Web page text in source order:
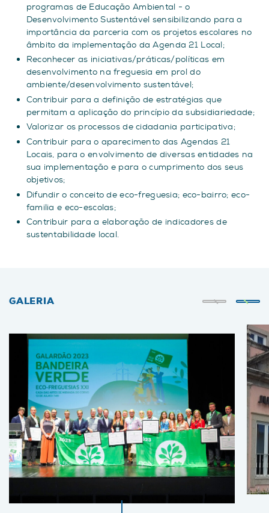
programas de Educação Ambiental - o
Desenvolvimento Sustentável sensibilizando para a
importância da parceria com os projetos escolares no
âmbito da implementação da Agenda 21 Local;
Reconhecer as iniciativas/práticas/políticas em
desenvolvimento na freguesia em prol do
ambiente/desenvolvimento sustentável;
Contribuir para a definição de estratégias que
permitam a aplicação do princípio da subsidiariedade;
Valorizar os processos de cidadania participativa;
Contribuir para o aparecimento das Agendas 21
Locais, para o envolvimento de diversas entidades na
sua implementação e para o cumprimento dos seus
objetivos;
Difundir o conceito de eco-freguesia; eco-bairro; eco-
familia e eco-escolas;
Contribuir para a elaboração de indicadores de
sustentabilidade local.
GALERIA